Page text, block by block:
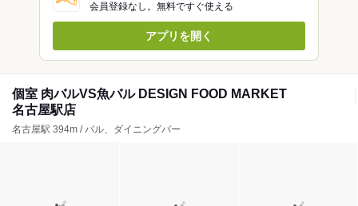
会員登録なし。無料ですぐ使える
アプリを開く
個室 肉バルVS魚バル DESIGN FOOD MARKET
名古屋駅店
名古屋駅 394m / バル、ダイニングバー